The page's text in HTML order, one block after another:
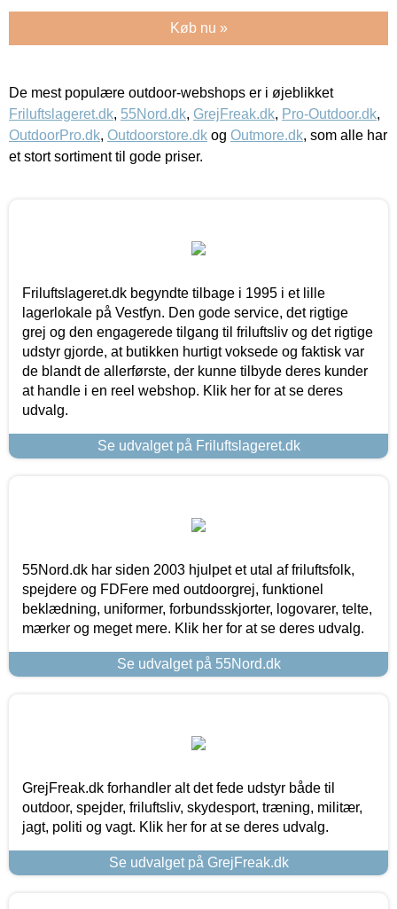
Køb nu »
De mest populære outdoor-webshops er i øjeblikket
Friluftslageret.dk, 55Nord.dk, GrejFreak.dk, Pro-Outdoor.dk,
OutdoorPro.dk, Outdoorstore.dk og Outmore.dk, som alle har
et stort sortiment til gode priser.
Friluftslageret.dk begyndte tilbage i 1995 i et lille
lagerlokale på Vestfyn. Den gode service, det rigtige
grej og den engagerede tilgang til friluftsliv og det rigtige
udstyr gjorde, at butikken hurtigt voksede og faktisk var
de blandt de allerførste, der kunne tilbyde deres kunder
at handle i en reel webshop. Klik her for at se deres
udvalg.
Se udvalget på Friluftslageret.dk
55Nord.dk har siden 2003 hjulpet et utal af friluftsfolk,
spejdere og FDFere med outdoorgrej, funktionel
beklædning, uniformer, forbundsskjorter, logovarer, telte,
mærker og meget mere. Klik her for at se deres udvalg.
Se udvalget på 55Nord.dk
GrejFreak.dk forhandler alt det fede udstyr både til
outdoor, spejder, friluftsliv, skydesport, træning, militær,
jagt, politi og vagt. Klik her for at se deres udvalg.
Se udvalget på GrejFreak.dk